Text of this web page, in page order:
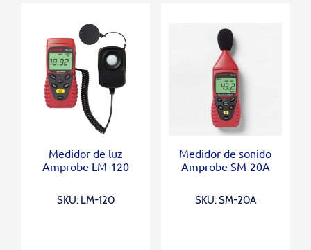
Medidor de luz
Amprobe LM-120
SKU: LM-120
Medidor de sonido
Amprobe SM-20A
SKU: SM-20A